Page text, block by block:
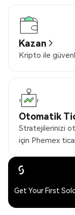
Kazan
Kripto ile
Otomatik
Stratejilerinizi
için Phemex
Get Your First